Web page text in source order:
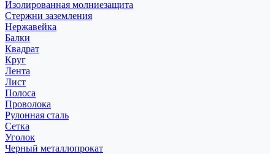
Изолированная молниезащита
Стержни заземления
Нержавейка
Балки
Квадрат
Круг
Лента
Лист
Полоса
Проволока
Рулонная сталь
Сетка
Уголок
Черный металлопрокат